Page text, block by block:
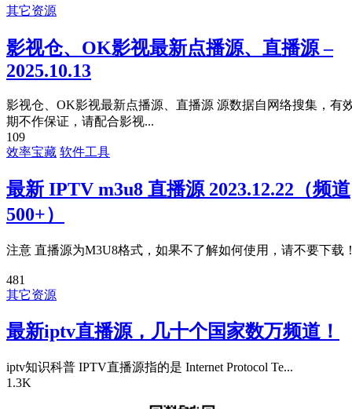
其它资源
影视仓、OK影视最新点播源、直播源 –
2025.10.13
影视仓、OK影视最新点播源、直播源 源数据自网络搜集，有
期不作保证，请配合影视...
109
效率宝藏 软件工具
最新 IPTV m3u8 直播源 2023.12.22（频道
500+）
注意 直播源为M3U8格式，如果不了解如何使用，请不要下载
481
其它资源
最新iptv直播源，几十个国家数万频道！
iptv知识科普 IPTV直播源指的是 Internet Protocol Te...
1.3K